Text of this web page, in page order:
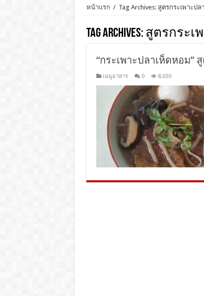
หน้าแรก / Tag Archives: สูตรกระเพาะปลา
Tag Archives: สูตรกระเ
“กระเพาะปลาเห็ดหอม”
เมนูอาหาร 0 8,030